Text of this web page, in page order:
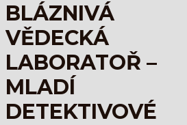
BLÁZNIVÁ
VĚDECKÁ
LABORATOŘ –
MLADÍ
DETEKTIVOVÉ